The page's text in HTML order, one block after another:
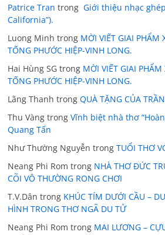
Patrice Tran trong Giới thiệu nhạc
California”).
Luong Minh trong MỜI VIẾT GIAI PHẨM
TỐNG PHƯỚC HIỆP-VINH LONG.
Hai Hùng SG trong MỜI VIẾT GIAI
TỐNG PHƯỚC HIỆP-VINH LONG.
Lãng Thanh trongQUÀ TẶNG CỦA
Thu Vàng trongVĩnh biệt nhà thơ
Quang Tấn
Như Thường Nguyễn trongTUỔI THƠ
Neang Phi Rom trong NHÀ THƠ ĐỨC
CÕI VÔ THƯỜNG RONG CHƠI
T.V.Dân trong KHÚC TÍM DƯỚI CẦU –
HÌNH TRONG THƠ NGÃ DU TỬ
Neang Phi Rom trong MAI LƯƠNG –